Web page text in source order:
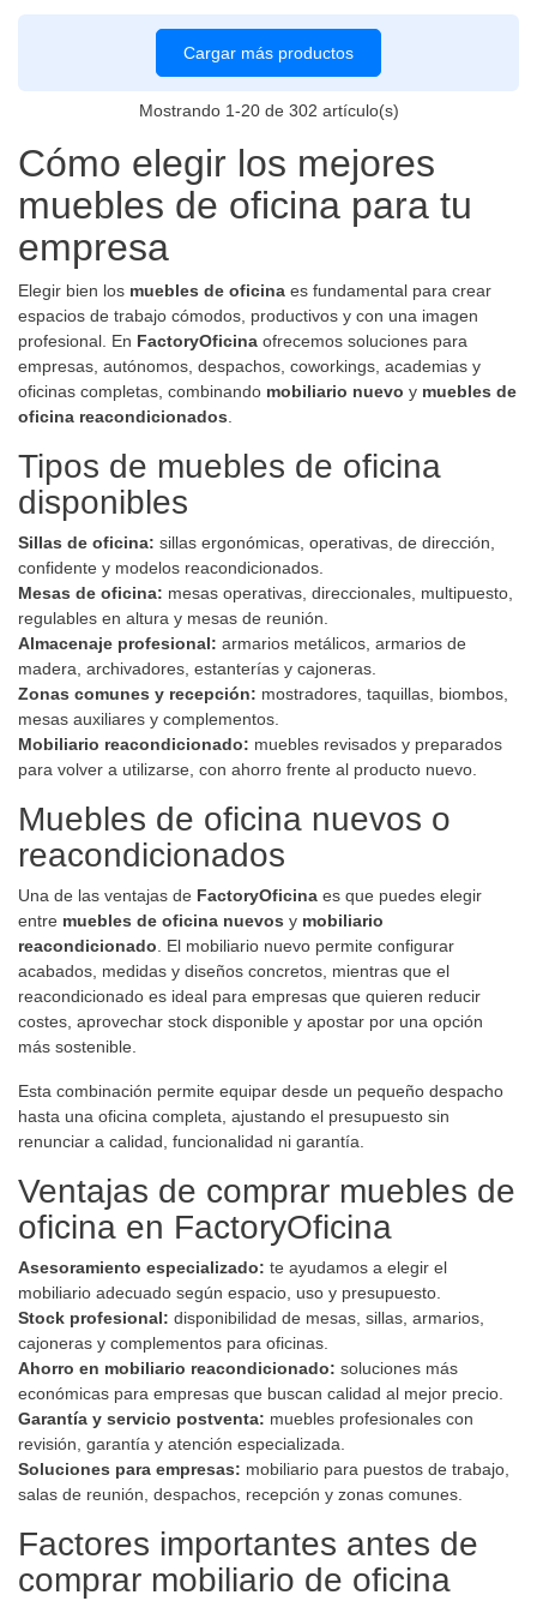
Cargar más productos
Mostrando 1-20 de 302 artículo(s)
Cómo elegir los mejores
muebles de oficina para tu
empresa
Elegir bien los muebles de oficina es fundamental para crear
espacios de trabajo cómodos, productivos y con una imagen
profesional. En FactoryOficina ofrecemos soluciones para
empresas, autónomos, despachos, coworkings, academias y
oficinas completas, combinando mobiliario nuevo y muebles de
oficina reacondicionados.
Tipos de muebles de oficina
disponibles
Sillas de oficina: sillas ergonómicas, operativas, de dirección,
confidente y modelos reacondicionados.
Mesas de oficina: mesas operativas, direccionales, multipuesto,
regulables en altura y mesas de reunión.
Almacenaje profesional: armarios metálicos, armarios de
madera, archivadores, estanterías y cajoneras.
Zonas comunes y recepción: mostradores, taquillas, biombos,
mesas auxiliares y complementos.
Mobiliario reacondicionado: muebles revisados y preparados
para volver a utilizarse, con ahorro frente al producto nuevo.
Muebles de oficina nuevos o
reacondicionados
Una de las ventajas de FactoryOficina es que puedes elegir
entre muebles de oficina nuevos y mobiliario
reacondicionado. El mobiliario nuevo permite configurar
acabados, medidas y diseños concretos, mientras que el
reacondicionado es ideal para empresas que quieren reducir
costes, aprovechar stock disponible y apostar por una opción
más sostenible.
Esta combinación permite equipar desde un pequeño despacho
hasta una oficina completa, ajustando el presupuesto sin
renunciar a calidad, funcionalidad ni garantía.
Ventajas de comprar muebles de
oficina en FactoryOficina
Asesoramiento especializado: te ayudamos a elegir el
mobiliario adecuado según espacio, uso y presupuesto.
Stock profesional: disponibilidad de mesas, sillas, armarios,
cajoneras y complementos para oficinas.
Ahorro en mobiliario reacondicionado: soluciones más
económicas para empresas que buscan calidad al mejor precio.
Garantía y servicio postventa: muebles profesionales con
revisión, garantía y atención especializada.
Soluciones para empresas: mobiliario para puestos de trabajo,
salas de reunión, despachos, recepción y zonas comunes.
Factores importantes antes de
comprar mobiliario de oficina